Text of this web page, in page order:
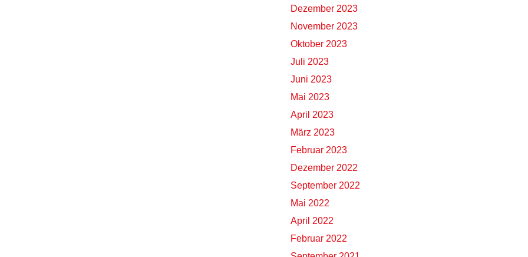
Dezember 2023
November 2023
Oktober 2023
Juli 2023
Juni 2023
Mai 2023
April 2023
März 2023
Februar 2023
Dezember 2022
September 2022
Mai 2022
April 2022
Februar 2022